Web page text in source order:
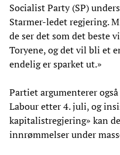
Socialist Party (SP)
Starmer-ledet regjering.
de ser det som det beste
Toryene, og det vil bli et
endelig er sparket ut.»
Partiet argumenterer
Labour etter 4. juli, og
kapitalistregjering» kan
innrømmelser under